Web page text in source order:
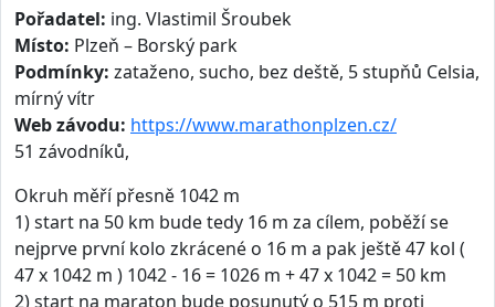
Pořadatel: ing. Vlastimil Šroubek
Místo: Plzeň – Borský park
Podmínky: zataženo, sucho, bez deště, 5 stupňů Celsia,
mírný vítr
Web závodu: https://www.marathonplzen.cz/
51 závodníků,
Okruh měří přesně 1042 m
1) start na 50 km bude tedy 16 m za cílem, poběží se
nejprve první kolo zkrácené o 16 m a pak ještě 47 kol (
47 x 1042 m ) 1042 - 16 = 1026 m + 47 x 1042 = 50 km
2) start na maraton bude posunutý o 515 m proti